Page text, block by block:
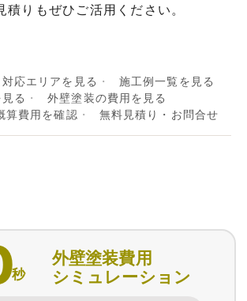
積りもぜひご活用ください。
対応エリアを見る
施工例一覧を見る
る
外壁塗装の費用を見る
算費用を確認
無料見積り・お問合せ
秒
外壁塗装費用
シミュレーション